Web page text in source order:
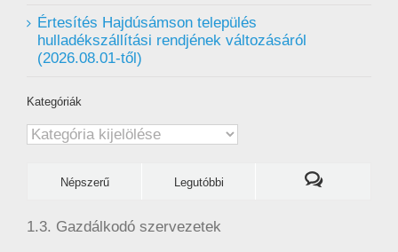
Értesítés Hajdúsámson település
hulladékszállítási rendjének változásáról
(2026.08.01-től)
Kategóriák
Kategóriák
Népszerű Legutóbbi
1.3. Gazdálkodó szervezetek